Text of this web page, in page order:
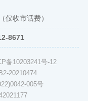
（仅收市话费）
8671
备10203241号-12
20210474
005号